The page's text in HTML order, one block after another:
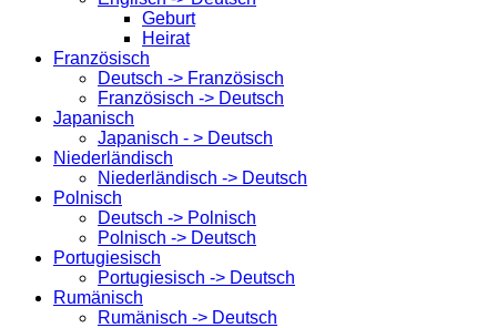
Geburt
Heirat
Französisch
Deutsch -> Französisch
Französisch -> Deutsch
Japanisch
Japanisch - > Deutsch
Niederländisch
Niederländisch -> Deutsch
Polnisch
Deutsch -> Polnisch
Polnisch -> Deutsch
Portugiesisch
Portugiesisch -> Deutsch
Rumänisch
Rumänisch -> Deutsch